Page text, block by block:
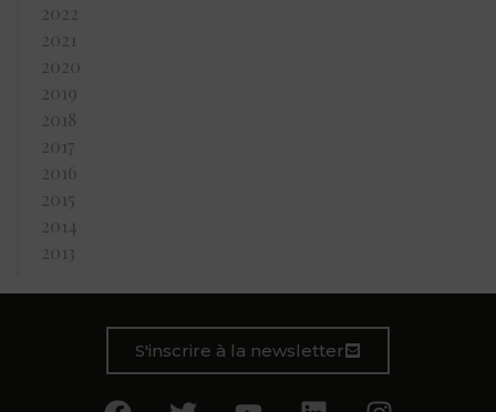
2022
2021
2020
2019
2018
2017
2016
2015
2014
2013
S'inscrire à la newsletter